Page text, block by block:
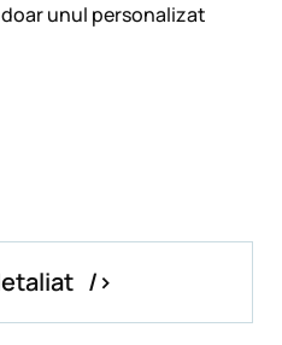
unul personalizat